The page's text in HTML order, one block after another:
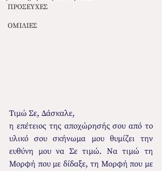
ΠΡΟΣΕΥΧΕΣ
ΟΜΙΛΙΕΣ
Τιμώ Σε, Δάσκαλε,
η επέτειος της αποχώρησής σου από το
υλικό σου σκήνωμα μου θυμίζει την
ευθύνη μου να Σε τιμώ. Να τιμώ τη
Μορφή που με δίδαξε, τη Μορφή που με